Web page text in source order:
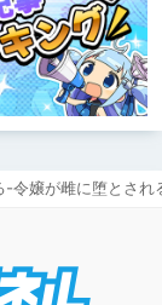
-令嬢が雌に堕とさ